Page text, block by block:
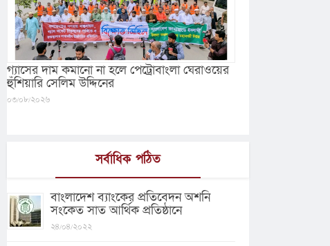
গ্যাসের দাম কমানো না হলে পেট্রোবাংলা ঘেরাওয়ের
হুঁশিয়ারি সেলিম উদ্দিনের
০৩/০৮/২০২৬
সর্বাধিক পঠিত
বাংলাদেশ ব্যাংকের প্রতিবেদন অশনি
সংকেত সাত আর্থিক প্রতিষ্ঠানে
২৪/০৪/২০২২